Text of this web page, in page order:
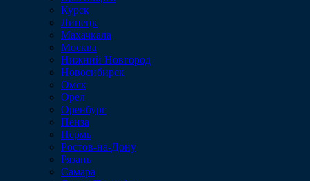
Курск
Липецк
Махачкала
Москва
Нижний Новгород
Новосибирск
Омск
Орел
Оренбург
Пенза
Пермь
Ростов-на-Дону
Рязань
Самара